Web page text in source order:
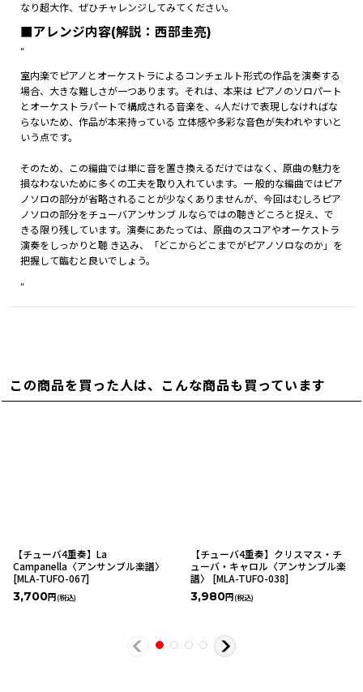
なり超大作、ぜひチャレンジしてみてください。
■アレンジ内容(解説：西部圭亮)
"
室内楽でピアノとオーケストラによるコンチェルト形式の作品を演奏する
場合、大きな難しさが一つあります。それは、本来は ピアノのソロパート
とオーケストラパートで構成される音楽を、4人だけで表現しなければな
らないため、作品が本来持っている 立体感や多彩な音色が失われやすいと
いう点です。
そのため、この編曲では単に音を置き換えるだけではなく、原曲の魅力を
損なわないために多くの工夫を取り入れています。一 般的な編曲ではピア
ノソロの部分が省略されることが少なくありませんが、今回はむしろピア
ノソロの部分をチューバアンサンブ ルならではの聴きどころと捉え、で
きる限り残しています。演奏にあたっては、原曲のスコアやオーケストラ
演奏をしっかりと聴 き込み、「どこからどこまでがピアノソロなのか」を
把握して臨むと良いでしょう。
"
この商品を買った人は、こんな商品も買っています
【チューバ4重奏】La
Campanella〈アンサンブル楽譜〉
[MLA-TUFO-067]
3,700円 (税込)
【チューバ4重奏】クリスマス・チ
ューバ・キャロル〈アンサンブル楽
譜〉
[MLA-TUFO-038]
3,980円 (税込)